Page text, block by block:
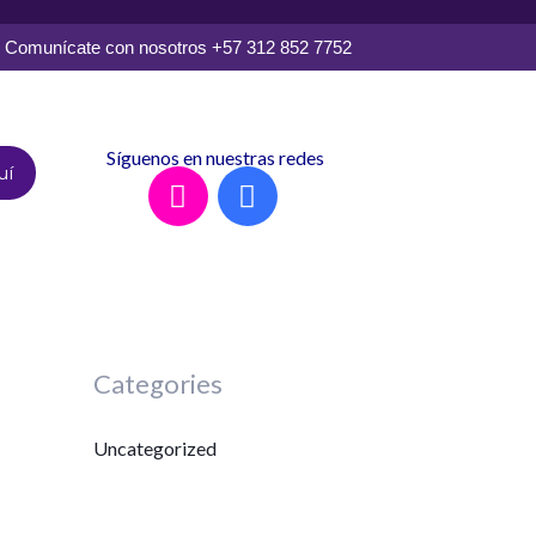
Comunícate con nosotros +57 312 852 7752
Síguenos en nuestras redes
I
n
r
m
F
a
Categories
Uncategorized